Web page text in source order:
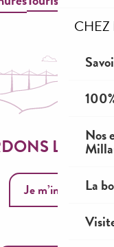
Nos
La
Tourisme &
LE
Je m’inscris